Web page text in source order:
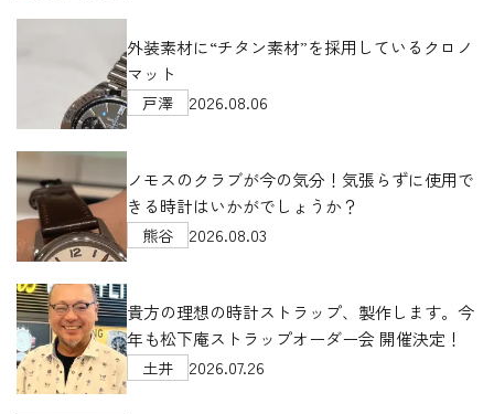
外装素材に“チタン素材”を採用しているクロノ
マット
戸澤 2026.08.06
ノモスのクラブが今の気分！気張らずに使用で
きる時計はいかがでしょうか？
熊谷 2026.08.03
貴方の理想の時計ストラップ、製作します。今
年も松下庵ストラップオーダー会 開催決定！
土井 2026.07.26